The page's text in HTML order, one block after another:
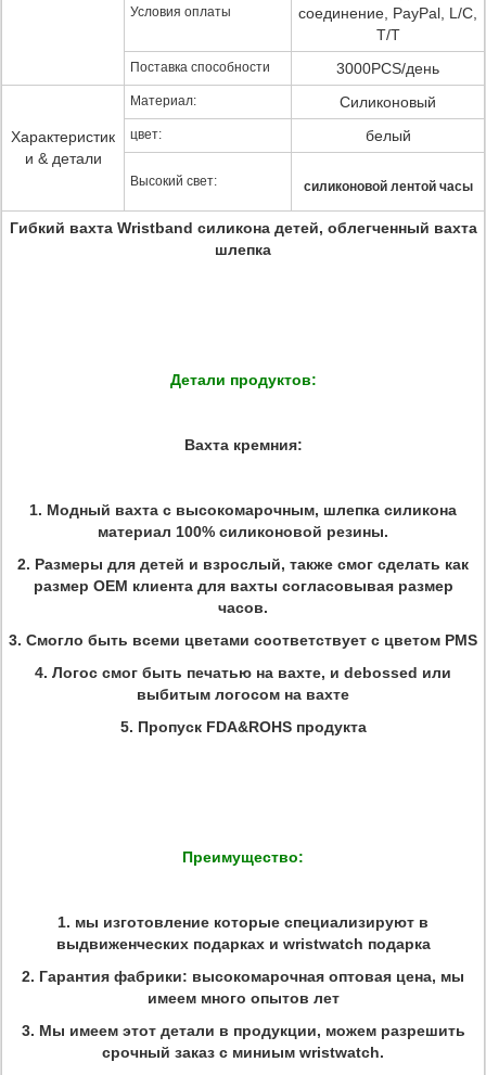
Условия оплаты
соединение, PayPal, L/C,
T/T
Поставка способности 3000PCS/день
Характеристик
и & детали
Материал: Силиконовый
цвет: белый
Высокий свет: силиконовой лентой часы
Гибкий вахта Wristband силикона детей, облегченный вахта
шлепка
Детали продуктов:
Вахта кремния:
1. Модный вахта с высокомарочным, шлепка силикона
материал 100% силиконовой резины.
2. Размеры для детей и взрослый, также смог сделать как
размер OEM клиента для вахты согласовывая размер
часов.
3. Смогло быть всеми цветами соответствует с цветом PMS
4. Логос смог быть печатью на вахте, и debossed или
выбитым логосом на вахте
5. Пропуск FDA&ROHS продукта
Преимущество:
1. мы изготовление которые специализируют в
выдвиженческих подарках и wristwatch подарка
2. Гарантия фабрики: высокомарочная оптовая цена, мы
имеем много опытов лет
3. Мы имеем этот детали в продукции, можем разрешить
срочный заказ с миниым wristwatch.